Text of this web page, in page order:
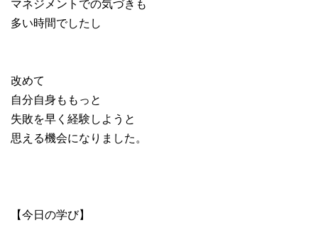
マネジメントでの気づきも
多い時間でしたし
改めて
自分自身ももっと
失敗を早く経験しようと
思える機会になりました。
【今日の学び】